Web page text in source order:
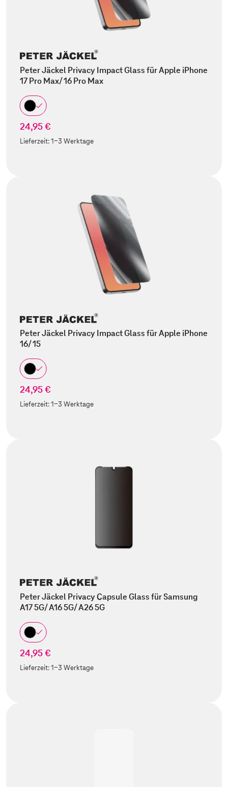
Peter Jäckel Privacy Impact Glass für Apple iPhone
17 Pro Max/ 16 Pro Max
24,95 €
Lieferzeit:1-3 Werktage
Peter Jäckel Privacy Impact Glass für Apple iPhone
16/ 15
24,95 €
Lieferzeit:1-3 Werktage
Peter Jäckel Privacy Capsule Glass für Samsung
A17 5G/ A16 5G/ A26 5G
24,95 €
Lieferzeit:1-3 Werktage